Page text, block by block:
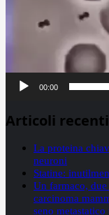
00:00
Articoli recenti
La proteina
neuroni
Statine:
Un farmaco,
carcinoma
seno